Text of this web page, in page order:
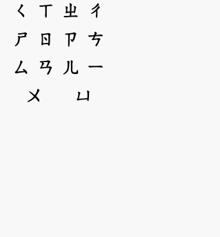
ㄑ
ㄒ ㄓ
ㄔ
ㄕ
ㄖ ㄗ ㄘ
ㄙ ㄢ ㄦ ㄧ
ㄨ
ㄩ